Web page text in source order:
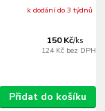
150 Kč/ks
124 Kč bez DPH
k dodání do 3 týdnů
Přidat do košíku